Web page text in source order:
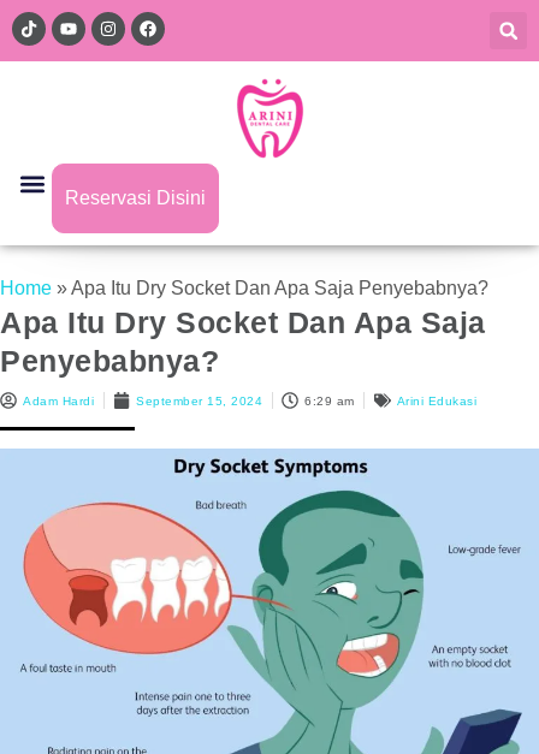
Reservasi Disini
Home »Apa Itu Dry Socket Dan Apa Saja Penyebabnya?
Apa Itu Dry Socket Dan Apa Saja
Penyebabnya?
Adam Hardi September 15, 2024 6:29 am Arini Edukasi